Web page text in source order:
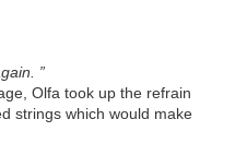
”
Olfa took up the refrain
strings which would make